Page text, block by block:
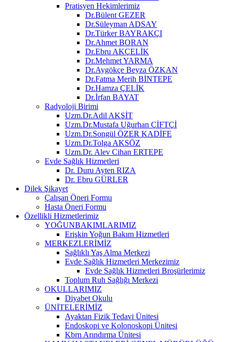
Pratisyen Hekimlerimiz
Dr.Bülent GEZER
Dr.Süleyman ADSAY
Dr.Türker BAYRAKÇI
Dr.Ahmet BORAN
Dr.Ebru AKÇELİK
Dr.Mehmet YARMA
Dr.Aygökçe Beyza ÖZKAN
Dr.Fatma Merih BİNTEPE
Dr.Hamza ÇELİK
Dr.İrfan BAYAT
Radyoloji Birimi
Uzm.Dr.Adil AKŞİT
Uzm.Dr.Mustafa Uğurhan ÇİFTÇİ
Uzm.Dr.Songül ÖZER KADİFE
Uzm.Dr.Tolga AKSÖZ
Uzm.Dr. Alev Cihan ERTEPE
Evde Sağlık Hizmetleri
Dr. Duru Ayten RIZA
Dr. Ebru GÜRLER
Dilek Şikayet
Çalışan Öneri Formu
Hasta Öneri Formu
Özellikli Hizmetlerimiz
YOĞUNBAKIMLARIMIZ
Erişkin Yoğun Bakım Hizmetleri
MERKEZLERİMİZ
Sağlıklı Yaş Alma Merkezi
Evde Sağlık Hizmetleri Merkezimiz
Evde Sağlık Hizmetleri Broşürlerimiz
Toplum Ruh Sağlığı Merkezi
OKULLARIMIZ
Diyabet Okulu
ÜNİTELERİMİZ
Ayaktan Fizik Tedavi Ünitesi
Endoskopi ve Kolonoskopi Ünitesi
Kbrn Arındırma Ünitesi